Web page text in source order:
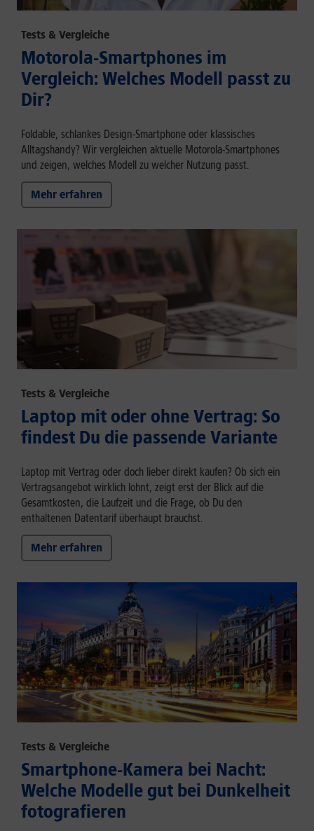
Tests & Vergleiche
Motorola-Smartphones im
Vergleich: Welches Modell passt zu
Dir?
Foldable, schlankes Design-Smartphone oder klassisches
Alltagshandy? Wir vergleichen aktuelle Motorola-Smartphones
und zeigen, welches Modell zu welcher Nutzung passt.
Mehr erfahren
Tests & Vergleiche
Laptop mit oder ohne Vertrag: So
findest Du die passende Variante
Laptop mit Vertrag oder doch lieber direkt kaufen? Ob sich ein
Vertragsangebot wirklich lohnt, zeigt erst der Blick auf die
Gesamtkosten, die Laufzeit und die Frage, ob Du den
enthaltenen Datentarif überhaupt brauchst.
Mehr erfahren
Tests & Vergleiche
Smartphone-Kamera bei Nacht:
Welche Modelle gut bei Dunkelheit
fotografieren